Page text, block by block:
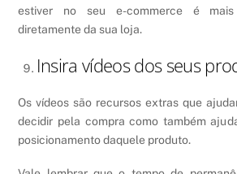
estiver no seu e-commerce é
diretamente da sua loja.
Insira vídeos dos seus
Os vídeos são recursos extras que
decidir pela compra como também
posicionamento daquele produto.